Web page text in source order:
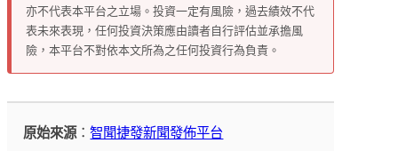
亦不代表本平台之立場。投資一定有風險，過去績效不代
表未來表現，任何投資決策應由讀者自行評估並承擔風
險，本平台不對依本文所為之任何投資行為負責。
原始來源：智聞捷發新聞發佈平台